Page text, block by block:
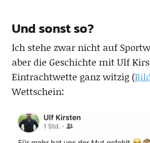
Und sonst so?
Ich stehe zwar nicht auf
aber die Geschichte mit Ulf
Eintrachtwette ganz witzig (
Wettschein: